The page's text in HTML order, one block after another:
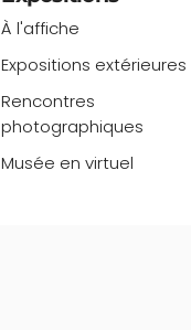
À l'affiche
Expositions extérieures
Rencontres
photographiques
Musée en virtuel